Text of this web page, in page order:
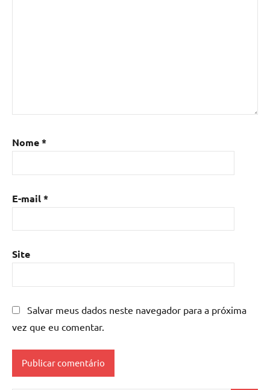
Nome*
E-mail*
Site
Salvar meus dados neste navegador para a próxima
vez que eu comentar.